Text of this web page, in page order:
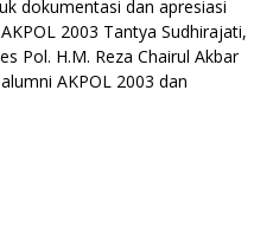
dokumentasi dan apresiasi
2003 Tantya Sudhirajati,
Pol. H.M. Reza Chairul Akbar
AKPOL 2003 dan